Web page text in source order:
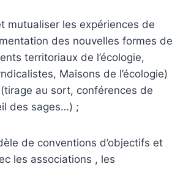
mutualiser les expériences de
des nouvelles formes de
territoriaux de l’écologie,
Maisons de l’écologie)
(tirage au sort, conférences de
des sages…) ;
de conventions d’objectifs et
les associations , les